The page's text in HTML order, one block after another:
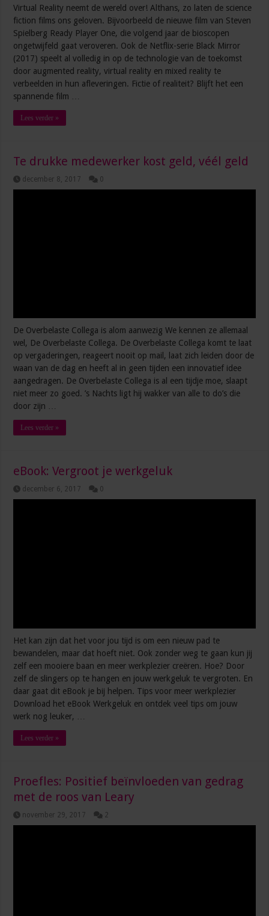
Virtual Reality neemt de wereld over! Althans, zo laten de science
fiction films ons geloven. Bijvoorbeeld de nieuwe film van Steven
Spielberg Ready Player One, die volgend jaar de bioscopen
ongetwijfeld gaat veroveren. Ook de Netflix-serie Black Mirror
(2017) speelt al volledig in op de technologie van de toekomst
door augmented reality, virtual reality en mixed reality te
verbeelden in hun afleveringen. Fictie of realiteit? Blijft het een
spannende film …
Lees verder »
Te drukke medewerker kost geld, véél geld
december 8, 2017 0
De Overbelaste Collega is alom aanwezig We kennen ze allemaal
wel, De Overbelaste Collega. De Overbelaste Collega komt te laat
op vergaderingen, reageert nooit op mail, laat zich leiden door de
waan van de dag en heeft al in geen tijden een innovatief idee
aangedragen. De Overbelaste Collega is al een tijdje moe, slaapt
niet meer zo goed. ’s Nachts ligt hij wakker van alle to do’s die
door zijn …
Lees verder »
eBook: Vergroot je werkgeluk
december 6, 2017 0
Het kan zijn dat het voor jou tijd is om een nieuw pad te
bewandelen, maar dat hoeft niet. Ook zonder weg te gaan kun jij
zelf een mooiere baan en meer werkplezier creëren. Hoe? Door
zelf de slingers op te hangen en jouw werkgeluk te vergroten. En
daar gaat dit eBook je bij helpen. Tips voor meer werkplezier
Download het eBook Werkgeluk en ontdek veel tips om jouw
werk nog leuker, …
Lees verder »
Proefles: Positief beïnvloeden van gedrag
met de roos van Leary
november 29, 2017 2